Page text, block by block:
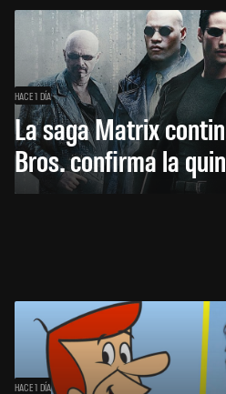
HACE 1 DÍA
La saga Matrix
Bros. confirma la
HACE 1 DÍA